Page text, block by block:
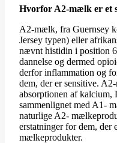
Hvorfor A2-mælk er et
A2-mælk, fra Guernsey
Jersey typen) eller
nævnt histidin i position
dannelse og dermed
derfor inflammation og
dem, der er sensitive.
absorptionen af
sammenlignet med A1-
naturlige A2-
erstatninger for dem, der
mælkeprodukter.